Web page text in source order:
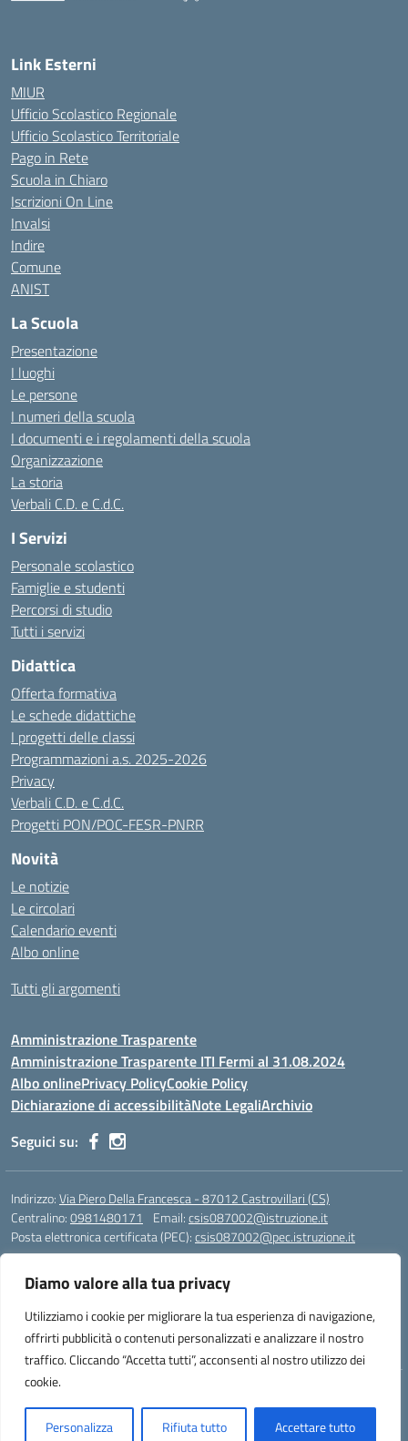
Diamo valore alla tua privacy
Utilizziamo i cookie per migliorare la tua esperienza di navigazione,
offrirti pubblicità o contenuti personalizzati e analizzare il nostro
traffico. Cliccando “Accetta tutti”, acconsenti al nostro utilizzo dei
cookie.
Personalizza Rifiuta tutto Accettare tutto
Link Esterni
MIUR
Ufficio Scolastico Regionale
Ufficio Scolastico Territoriale
Pago in Rete
Scuola in Chiaro
Iscrizioni On Line
Invalsi
Indire
Comune
ANIST
La Scuola
Presentazione
I luoghi
Le persone
I numeri della scuola
I documenti e i regolamenti della scuola
Organizzazione
La storia
Verbali C.D. e C.d.C.
I Servizi
Personale scolastico
Famiglie e studenti
Percorsi di studio
Tutti i servizi
Didattica
Offerta formativa
Le schede didattiche
I progetti delle classi
Programmazioni a.s. 2025-2026
Privacy
Verbali C.D. e C.d.C.
Progetti PON/POC-FESR-PNRR
Novità
Le notizie
Le circolari
Calendario eventi
Albo online
Tutti gli argomenti
Amministrazione Trasparente
Amministrazione Trasparente ITI Fermi al 31.08.2024
Albo onlinePrivacy PolicyCookie Policy
Dichiarazione di accessibilitàNote LegaliArchivio
Seguici su:
Indirizzo:Via Piero Della Francesca - 87012 Castrovillari (CS)
Centralino:0981480171 Email:csis087002@istruzione.it
Posta elettronica certificata (PEC):csis087002@pec.istruzione.it
Codice meccanografico:CSIS087002
Codice Indice delle Pubbliche Amministrazioni (IPA): PNG4CA8K
Codice unico di fatturazione (CUF): R8N7JA